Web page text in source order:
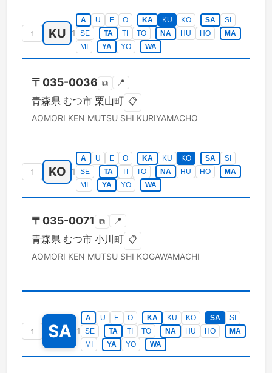
↑ KU 1
A U E O KA KU KO SA
SI
SE
TA TI TO NA HU HO
MA
MI
YA YO WA
〒 035-0036 ⧉ 📍
青森県 むつ市 栗山町 📋
AOMORI KEN MUTSU SHI KURIYAMACHO
↑ KO 1
A U E O KA KU KO SA
SI
SE
TA TI TO NA HU HO
MA
MI
YA YO WA
〒 035-0071 ⧉ 📍
青森県 むつ市 小川町 📋
AOMORI KEN MUTSU SHI KOGAWAMACHI
↑ SA 1
A U E O KA KU KO SA
SI
SE
TA TI TO NA HU HO
MA
MI
YA YO WA